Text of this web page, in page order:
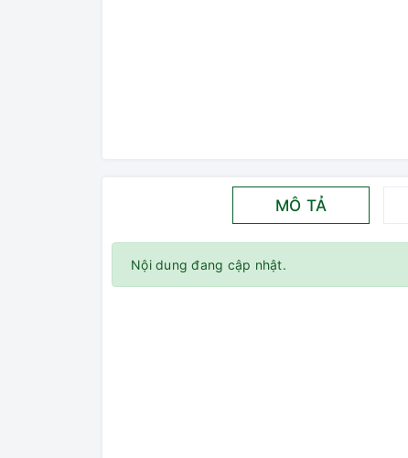
MÔ TẢ
Nội dung đang cập nhật.